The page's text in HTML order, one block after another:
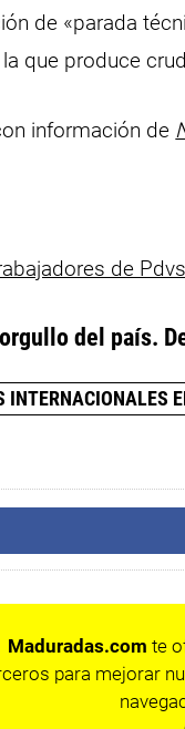
de «parada
la que produce
información de
de
del país.
INTERNACIONALES
Maduradas.com te
para mejorar